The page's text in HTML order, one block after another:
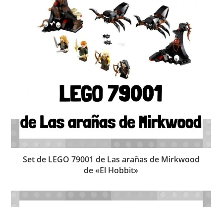
Set de LEGO 79001 de Las arañas de Mirkwood
de «El Hobbit»